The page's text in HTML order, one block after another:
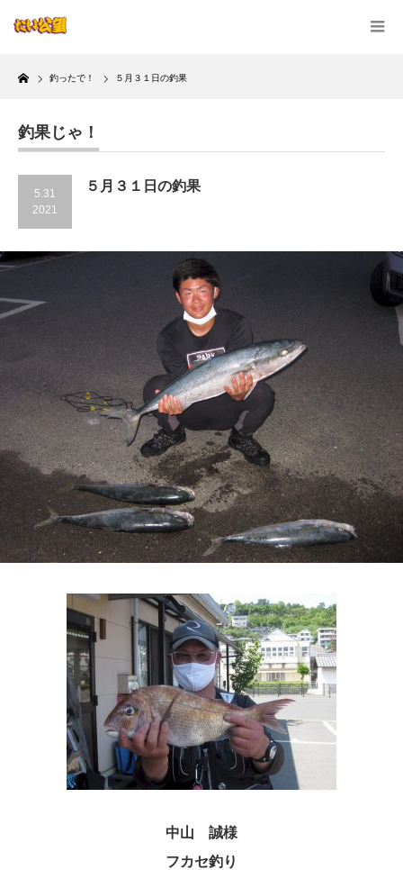
Home
釣ったで！ ５月３１日の釣果
釣果じゃ！
5.31
2021
５月３１日の釣果
中山 誠様
フカセ釣り